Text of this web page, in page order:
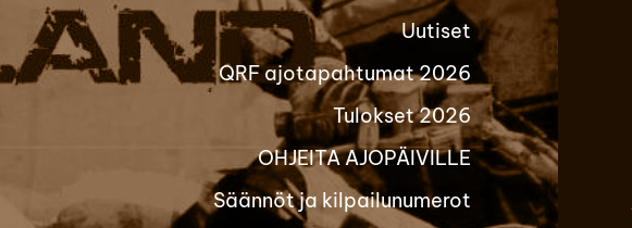
Uutiset
QRF ajotapahtumat 2026
Tulokset 2026
OHJEITA AJOPÄIVILLE
Säännöt ja kilpailunumerot